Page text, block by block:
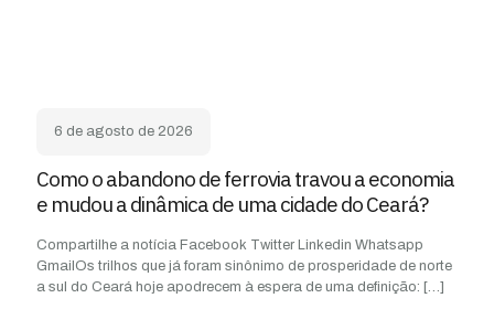
6 de agosto de 2026
Como o abandono de ferrovia travou a economia
e mudou a dinâmica de uma cidade do Ceará?
Compartilhe a notícia Facebook Twitter Linkedin Whatsapp
GmailOs trilhos que já foram sinônimo de prosperidade de norte
a sul do Ceará hoje apodrecem à espera de uma definição: […]